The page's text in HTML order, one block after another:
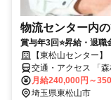
物流センター内
賞与年3回⭐昇給・退職
【東松山センター
交通・アクセス 「
月給240,000円～
埼玉県東松山市